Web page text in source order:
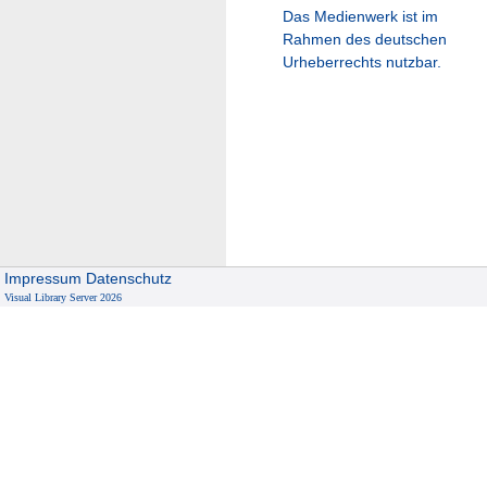
Das Medienwerk ist im
Rahmen des deutschen
Urheberrechts nutzbar.
Impressum Datenschutz
Visual Library Server 2026